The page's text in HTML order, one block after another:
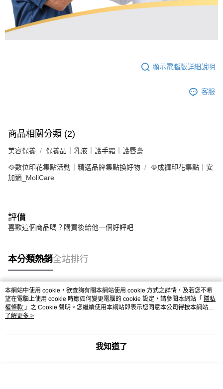
顯示電腦版詳細說明
客服
商品相關分類 (2)
美容保養 保養品｜乳液｜護手霜｜護唇膏
🥘數位印花集點活動｜精選品牌集點換好物
🥘成褲印花集點｜安
加適_MoliCare
評價
喜歡這個商品嗎？購買後給他一個好評吧
本分類熱銷全站排行
熱門標籤
本網站中使用 cookie，欲查詢有關本網站使用 cookie 方式之詳情，及若您不希
望在電腦上使用 cookie 時應如何變更電腦的 cookie 設定，請參閱本網站「 隱私
權條款 」之 Cookie 聲明。您繼續使用本網站即表示您同意本公司得按本網站使
用條款之 Cookie 聲明使用 cookie。
了解更多 >
我知道了